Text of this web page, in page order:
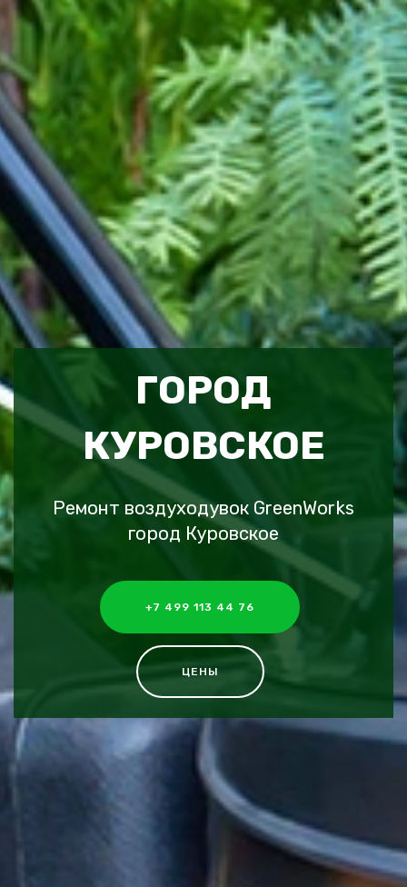
ГОРОД
КУРОВСКОЕ
Ремонт воздуходувок GreenWorks
город Куровское
+7 499 113 44 76
ЦЕНЫ